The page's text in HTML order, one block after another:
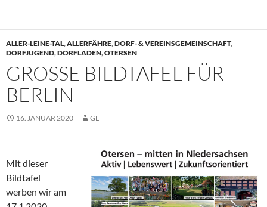
ALLER-LEINE-TAL,ALLERFÄHRE,DORF- & VEREINSGEMEINSCHAFT,
DORFJUGEND,DORFLADEN,OTERSEN
GROSSE BILDTAFEL FÜR B
ERLIN
16. JANUAR 2020 GL
Mit dieser
Bildtafel
werben wir am